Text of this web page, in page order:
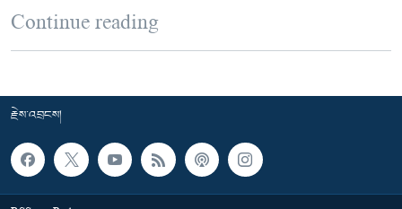
Continue reading
རྗེས་འབྲངས།